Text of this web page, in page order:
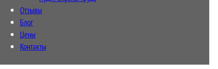
Отзывы
Блог
Цены
Контакты